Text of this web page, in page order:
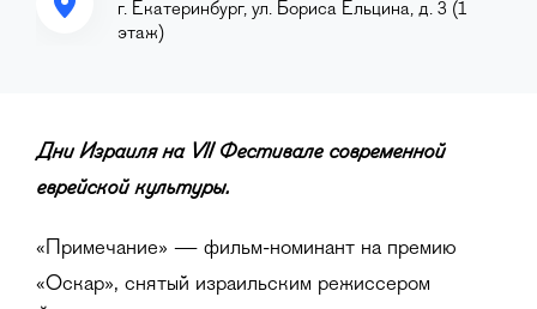
г. Екатеринбург, ул. Бориса Ельцина, д. 3 (1
этаж)
Дни Израиля на VII Фестивале современной
еврейской культуры.
«Примечание» — фильм-номинант на премию
«Оскар», снятый израильским режиссером